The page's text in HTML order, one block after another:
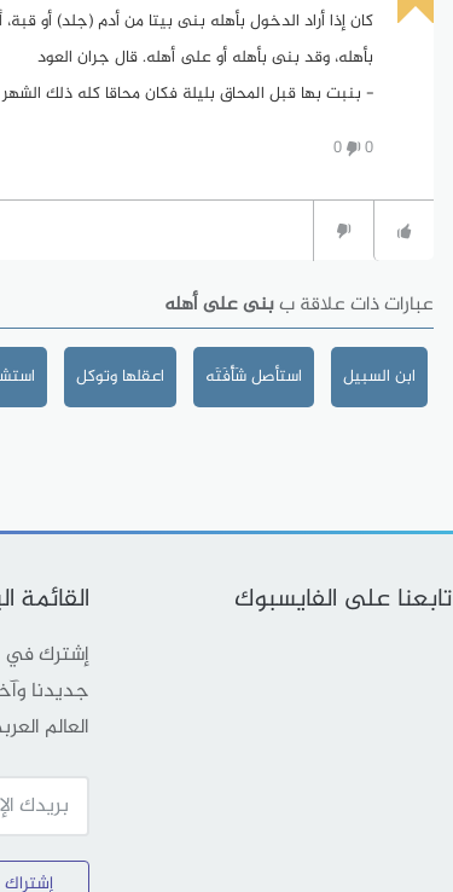
كان إذا أراد الدخول بأهله بنى بيتا من أدم (جلد) أو
بأهله، وقد بنى بأهله أو على أهله. قال جران العود
- بنبت بها قبل المحاق بليلة فكان محاقا كله ذلك الشهر
0
0
عبارات ذات علاقة ببنى على أهله
ابن السبيل استأصل شَأْفَتَه اعقلها وتوكل
تابعنا على الفايسبوك القائمة
إشترك في
جديدنا
العالم
إشتراك